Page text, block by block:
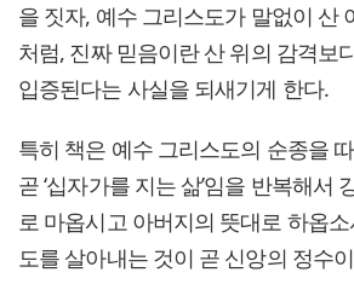
을 짓자, 예수 그리스도가 말없이 산
처럼, 진짜 믿음이란 산 위의 감격보
입증된다는 사실을 되새기게 한다.
특히 책은 예수 그리스도의 순종을
곧 ‘십자가를 지는 삶’임을 반복해서
로 마옵시고 아버지의 뜻대로 하옵소
도를 살아내는 것이 곧 신앙의 정수